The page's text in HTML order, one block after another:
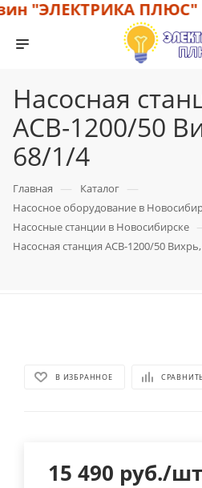
"ЭЛЕКТРИКА ПЛЮС"
Насосная
АСВ-1200/50
68/1/4
Главная — Каталог —
Насосное оборудование в
Насосные станции в Новосибирске
Насосная станция АСВ-1200/50
В ИЗБРАННОЕ
15 490 руб./шт